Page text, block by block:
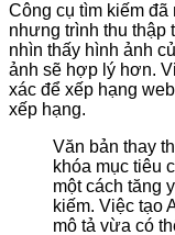
Công cụ tìm kiếm
nhưng trình thu thập
nhìn thấy hình ảnh
ảnh sẽ hợp lý hơn.
xác để xếp hạng
xếp hạng.
Văn bản thay
khóa mục tiêu
một cách tăng
kiếm. Việc tạo
mô tả vừa có